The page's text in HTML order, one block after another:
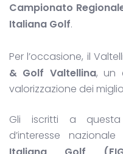
Campionato
Italiana Golf.
Per l’occasione, il
& Golf Valtellina, un
valorizzazione dei
Gli iscritti a questa
d’interesse